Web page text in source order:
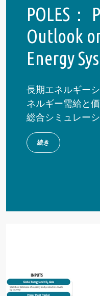
POLES：
Outlook
Energy
長期エネルギー
ネルギー需給と
総合シミュレーシ
続き